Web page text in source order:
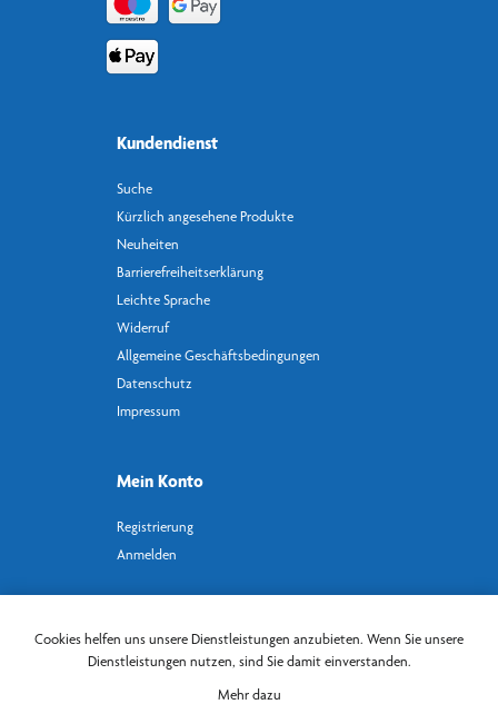
Kundendienst
Suche
Kürzlich angesehene Produkte
Neuheiten
Barrierefreiheitserklärung
Leichte Sprache
Widerruf
Allgemeine Geschäftsbedingungen
Datenschutz
Impressum
Mein Konto
Registrierung
Anmelden
Cookies helfen uns unsere Dienstleistungen anzubieten. Wenn Sie unsere
Dienstleistungen nutzen, sind Sie damit einverstanden.
Mehr dazu